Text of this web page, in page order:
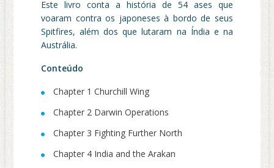
Este livro conta a história de 54 ases que
voaram contra os japoneses à bordo de seus
Spitfires, além dos que lutaram na Índia e na
Austrália.
Conteúdo
Chapter 1 Churchill Wing
Chapter 2 Darwin Operations
Chapter 3 Fighting Further North
Chapter 4 India and the Arakan